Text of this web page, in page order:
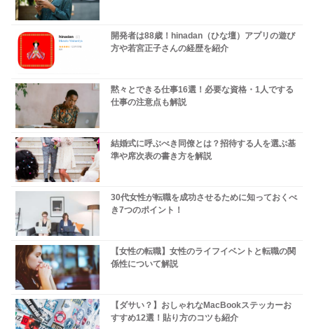
開発者は88歳！hinadan（ひな壇）アプリの遊び
方や若宮正子さんの経歴を紹介
黙々とできる仕事16選！必要な資格・1人でする
仕事の注意点も解説
結婚式に呼ぶべき同僚とは？招待する人を選ぶ基
準や席次表の書き方を解説
30代女性が転職を成功させるために知っておくべ
き7つのポイント！
【女性の転職】女性のライフイベントと転職の関
係性について解説
【ダサい？】おしゃれなMacBookステッカーお
すすめ12選！貼り方のコツも紹介